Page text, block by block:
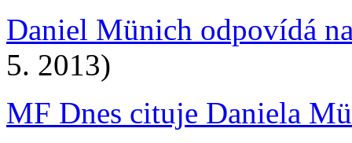
Daniel Münich odpovídá
5. 2013)
MF Dnes cituje Daniela Mü